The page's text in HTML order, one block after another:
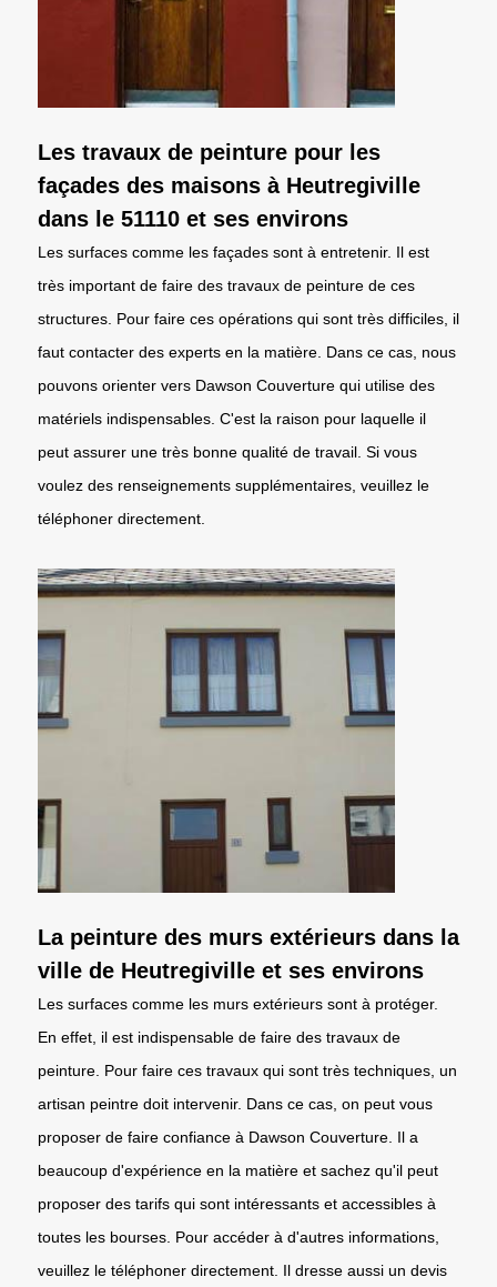
Les travaux de peinture pour les
façades des maisons à Heutregiville
dans le 51110 et ses environs
Les surfaces comme les façades sont à entretenir. Il est
très important de faire des travaux de peinture de ces
structures. Pour faire ces opérations qui sont très difficiles, il
faut contacter des experts en la matière. Dans ce cas, nous
pouvons orienter vers Dawson Couverture qui utilise des
matériels indispensables. C'est la raison pour laquelle il
peut assurer une très bonne qualité de travail. Si vous
voulez des renseignements supplémentaires, veuillez le
téléphoner directement.
La peinture des murs extérieurs dans la
ville de Heutregiville et ses environs
Les surfaces comme les murs extérieurs sont à protéger.
En effet, il est indispensable de faire des travaux de
peinture. Pour faire ces travaux qui sont très techniques, un
artisan peintre doit intervenir. Dans ce cas, on peut vous
proposer de faire confiance à Dawson Couverture. Il a
beaucoup d'expérience en la matière et sachez qu'il peut
proposer des tarifs qui sont intéressants et accessibles à
toutes les bourses. Pour accéder à d'autres informations,
veuillez le téléphoner directement. Il dresse aussi un devis